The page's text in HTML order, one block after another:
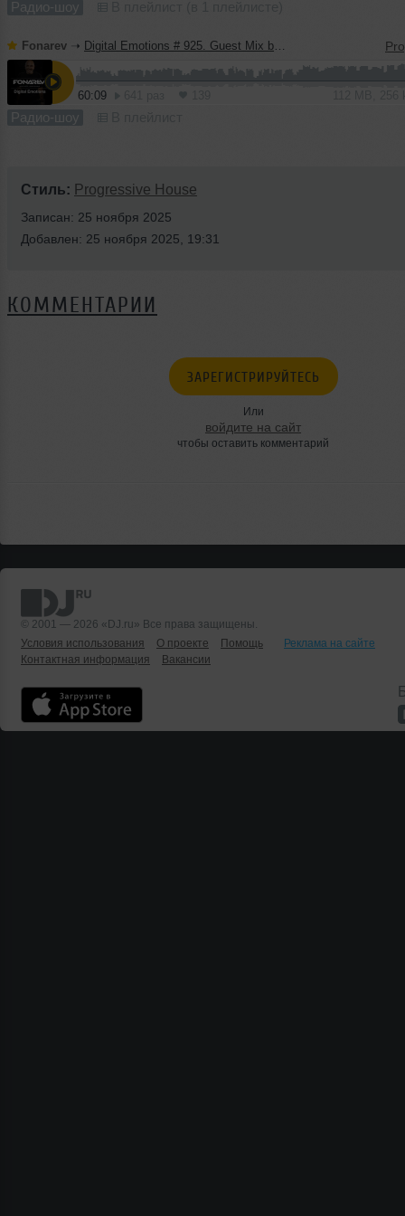
Радио-шоу
Fonarev ➝ Digital Emotions # 925. Guest Mix by KARDASHIN.
60:09
Радио-шоу
Стиль: Progressive House
Записан: 25 ноября 2025
Добавлен: 25 ноября 2025, 19:31
КОММЕНТАРИИ
ЗАРЕГИСТРИРУЙТЕСЬ
Или
войдите на сайт
чтобы оставить комментарий
© 2001 — 2026 «DJ.ru» Все права защищены.
Условия использования
О проекте Помощь
Реклама на сайте
Контактная информация
Вакансии